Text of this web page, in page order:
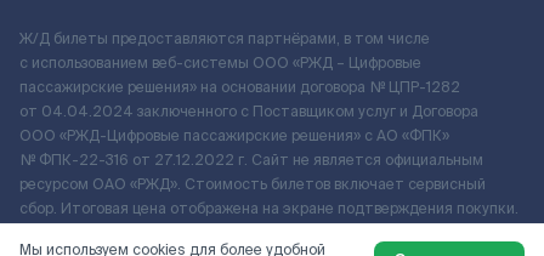
Ж/Д билеты предоставляются партнёрами, в том числе
с использованием веб-системы ООО «РЖД – Цифровые
пассажирские решения» на основании договора № ЦПР-1282
от 04.04.2024 заключенного с Поставщиком услуг и Договора
ООО «РЖД-Цифровые пассажирские решения» c АО «ФПК»
№ ФПК-22-316 от 27.12.2022 г. Сайт не является официальным
ресурсом ОАО «РЖД». Стоимость билетов включает сервисный
сбор. Итоговая цена отображена на экране подтверждения покупки.
Мы используем cookies для более удобной